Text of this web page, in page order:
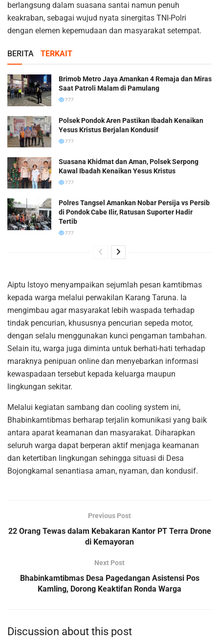
berlangsung dalam suasana santai namun penuh
keakraban, sebagai wujud nyata sinergitas TNI-Polri
dengan elemen kepemudaan dan masyarakat setempat.
BERITA TERKAIT
Brimob Metro Jaya Amankan 4 Remaja dan Miras
Saat Patroli Malam di Pamulang
777
Polsek Pondok Aren Pastikan Ibadah Kenaikan
Yesus Kristus Berjalan Kondusif
777
Suasana Khidmat dan Aman, Polsek Serpong
Kawal Ibadah Kenaikan Yesus Kristus
777
Polres Tangsel Amankan Nobar Persija vs Persib
di Pondok Cabe Ilir, Ratusan Suporter Hadir
Tertib
777
Aiptu Istoyo menyampaikan sejumlah pesan kamtibmas
kepada warga melalui perwakilan Karang Taruna. Ia
mengimbau agar masyarakat lebih waspada terhadap
tindak pencurian, khususnya pencurian sepeda motor,
dengan selalu menggunakan kunci pengaman tambahan.
Selain itu, warga juga diminta untuk berhati-hati terhadap
maraknya penipuan online dan menyebarkan informasi
kewaspadaan tersebut kepada keluarga maupun
lingkungan sekitar.
Melalui kegiatan sambang dan cooling system ini,
Bhabinkamtibmas berharap terjalin komunikasi yang baik
antara aparat keamanan dan masyarakat. Diharapkan
seluruh warga dapat berperan aktif menjaga keamanan
dan ketertiban lingkungan sehingga situasi di Desa
Bojongkamal senantiasa aman, nyaman, dan kondusif.
Previous Post
22 Orang Tewas dalam Kebakaran Kantor PT Terra Drone
di Kemayoran
Next Post
Bhabinkamtibmas Desa Pagedangan Asistensi Pos
Kamling, Dorong Keaktifan Ronda Warga
Discussion about this post